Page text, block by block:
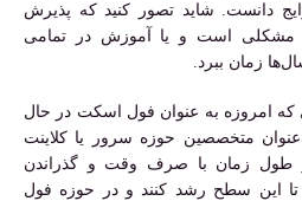
دانست. شاید تصور کنید که پذیرش
مشکلی است و یا آموزش در تمامی
زمان ببرد.
که امروزه به عنوان فول اسکت در حال
متخصصین حوزه سرور یا کلاینت
طول زمان با صرف وقت و گذراندن
تا این سطح رشد کنند و در حوزه فول